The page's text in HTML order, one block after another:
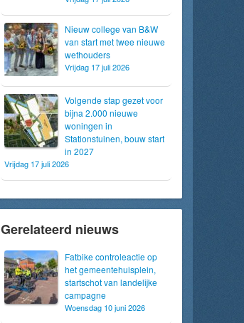
Nieuw college van B&W
van start met twee nieuwe
wethouders
Vrijdag 17 juli 2026
Volgende stap gezet voor
bijna 2.000 nieuwe
woningen in
Stationstuinen, bouw start
in 2027
Vrijdag 17 juli 2026
Gerelateerd nieuws
Fatbike controleactie op
het gemeentehuisplein,
startschot van landelijke
campagne
Woensdag 10 juni 2026